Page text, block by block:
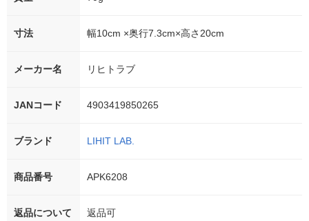
寸法 幅10cm ×奥行7.3cm×高さ20cm
メーカー名 リヒトラブ
JANコード 4903419850265
ブランド LIHIT LAB.
商品番号 APK6208
返品について
返品可